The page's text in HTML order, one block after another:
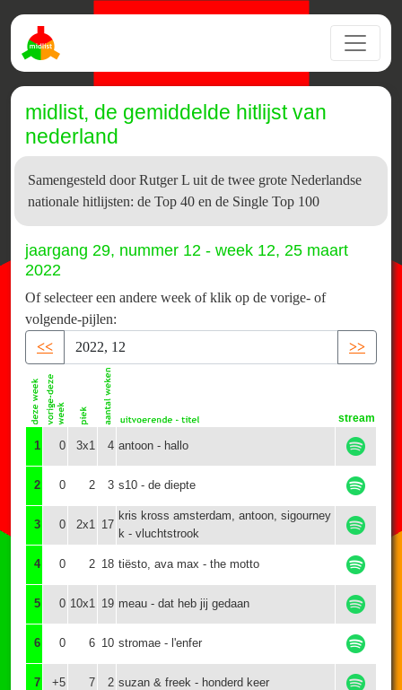
midlist, de gemiddelde hitlijst van
nederland
Samengesteld door Rutger L uit de twee grote Nederlandse
nationale hitlijsten: de Top 40 en de Single Top 100
jaargang 29, nummer 12 - week 12, 25 maart
2022
Of selecteer een andere week of klik op de vorige- of
volgende-pijlen:
<<
>>
stream
1 0 3x1 4 antoon - hallo
2 0 2 3 s10 - de diepte
3 0 2x1 17
kris kross amsterdam, antoon, sigourney
k - vluchtstrook
4 0 2 18 tiësto, ava max - the motto
5 0 10x1 19 meau - dat heb jij gedaan
6 0 6 10 stromae - l'enfer
7 +5 7 2 suzan & freek - honderd keer